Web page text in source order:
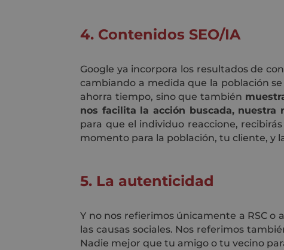
4. Contenidos SEO/IA
Google ya incorpora los resultados de
cambiando a medida que la población
ahorra tiempo, sino que también
nos facilita la acción buscada, nuestra
para que el individuo reaccione,
momento para la población, tu cliente, y
5. La autenticidad
Y no nos refierimos únicamente a RSC
las causas sociales. Nos referimos
Nadie mejor que tu amigo o tu vecino